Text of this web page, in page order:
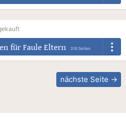
für Faule Eltern 318 Seiten
nächste Seite →